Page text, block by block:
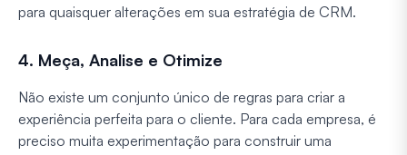
para quaisquer alterações em sua estratégia de CRM.
4. Meça, Analise e Otimize
Não existe um conjunto único de regras para criar a
experiência perfeita para o cliente. Para cada empresa, é
preciso muita experimentação para construir uma